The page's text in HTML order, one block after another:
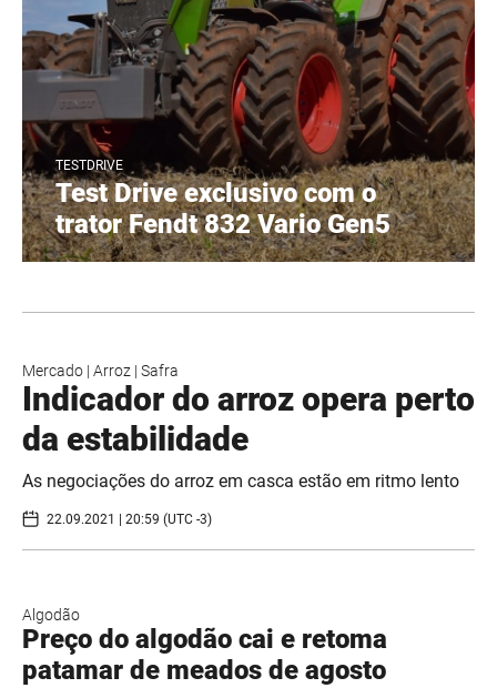
TESTDRIVE
Test Drive exclusivo com o
trator Fendt 832 Vario Gen5
Mercado | Arroz | Safra
Indicador do arroz opera perto
da estabilidade
As negociações do arroz em casca estão em ritmo lento
22.09.2021 | 20:59 (UTC -3)
Algodão
Preço do algodão cai e retoma
patamar de meados de agosto